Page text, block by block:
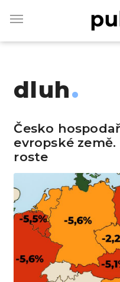
main
dluh
Česko
evropské
roste
Vyhledávejte na